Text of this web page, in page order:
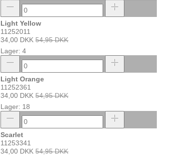
Light Yellow
11252011
34,00 DKK 54,95 DKK
Lager: 4
Light Orange
11252361
34,00 DKK 54,95 DKK
Lager: 18
Scarlet
11253341
34,00 DKK 54,95 DKK